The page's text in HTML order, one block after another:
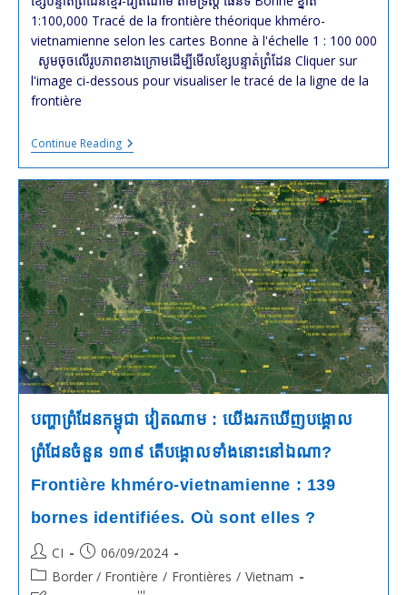
1:100,000 Tracé de la frontière théorique khméro-
vietnamienne selon les cartes Bonne à l'échelle 1 : 100 000
សូមចុចលើរូបភាពខាងក្រោមដើម្បីមើលខ្សែបន្ទាត់ព្រំដែន Cliquer sur
l'image ci-dessous pour visualiser le tracé de la ligne de la
frontière
Continue ReadingTracé
De
La
Frontière
Khméro-
Vietnamienne
Selon
Les
Cartes
Bonne
À
L’échelle
1
:
100
000
បញ្ហាព្រំដែនកម្ពុជា វៀតណាម : យើងរកឃើញបង្គោល
ព្រំដែនចំនួន ១៣៩ តើបង្គោលទាំងនោះនៅឯណា?
Frontière khméro-vietnamienne : 139
bornes identifiées. Où sont elles ?
Post
author:
CI
Post
published:
06/09/2024
PostBorder / Frontière / Frontières / Vietnam